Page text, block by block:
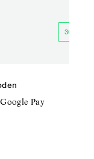
30 TAGE